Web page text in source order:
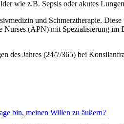
wie z.B. Sepsis oder akutes
und Schmerztherapie.
(APN) mit Spezialisierung
des Jahres (24/7/365) bei
bin, meinen Willen zu äußern?